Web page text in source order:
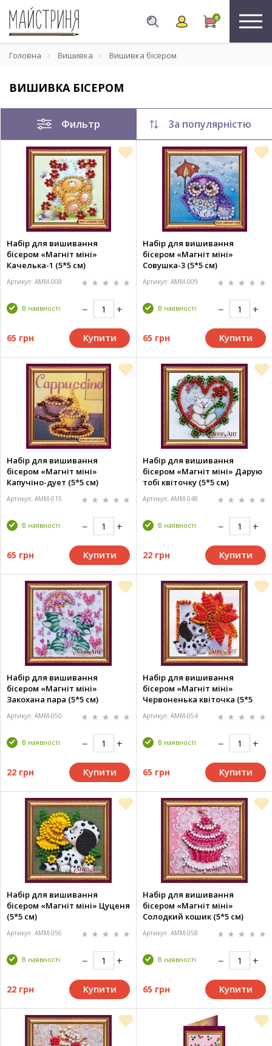
0
Головна Вишивка Вишивка бісером
ВИШИВКА БІСЕРОМ
Фильтр За популярністю
Набір для вишивання
бісером «Магніт міні»
Качелька-1 (5*5 см)
Артикул: AMM-008
В наявності
65 грн Купити
Набір для вишивання
бісером «Магніт міні»
Совушка-3 (5*5 см)
Артикул: AMM-009
В наявності
65 грн Купити
Набір для вишивання
бісером «Магніт міні»
Капучіно-дует (5*5 см)
Артикул: AMM-015
В наявності
65 грн Купити
Набір для вишивання
бісером «Магніт міні» Дарую
тобі квіточку (5*5 см)
Артикул: AMM-048
В наявності
22 грн Купити
Набір для вишивання
бісером «Магніт міні»
Закохана пара (5*5 см)
Артикул: AMM-050
В наявності
22 грн Купити
Набір для вишивання
бісером «Магніт міні»
Червоненька квіточка (5*5
Артикул: AMM-054
В наявності
65 грн Купити
Набір для вишивання
бісером «Магніт міні» Цуценя
(5*5 см)
Артикул: AMM-056
В наявності
22 грн Купити
Набір для вишивання
бісером «Магніт міні»
Солодкий кошик (5*5 см)
Артикул: AMM-058
В наявності
65 грн Купити